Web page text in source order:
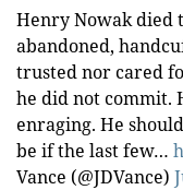
Henry Nowak died
abandoned,
trusted nor cared
he did not commit.
enraging. He
be if the last few…
Vance (@JDVance)